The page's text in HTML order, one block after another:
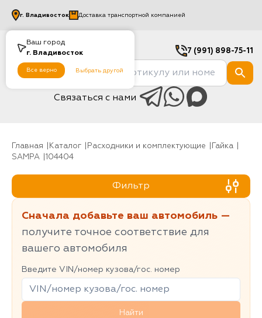
Ваш город
г. Владивосток
Все верно Выбрать другой
г. Владивосток Доставка транспортной компанией
7 (991) 898-75-11
Связаться с нами
Главная Каталог Расходники и комплектующие
гайка
SAMPA
104404
Фильтр
Сначала добавьте ваш автомобиль —
получите точное соответствие для
вашего автомобиля
Введите VIN/номер кузова/гос. номер
Найти